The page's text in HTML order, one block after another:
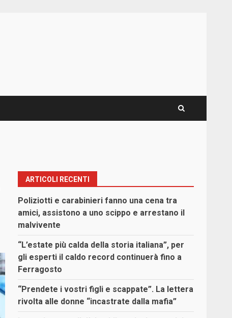
ARTICOLI RECENTI
Poliziotti e carabinieri fanno una cena tra
amici, assistono a uno scippo e arrestano il
malvivente
“L’estate più calda della storia italiana”, per
gli esperti il caldo record continuerà fino a
Ferragosto
“Prendete i vostri figli e scappate”. La lettera
rivolta alle donne “incastrate dalla mafia”